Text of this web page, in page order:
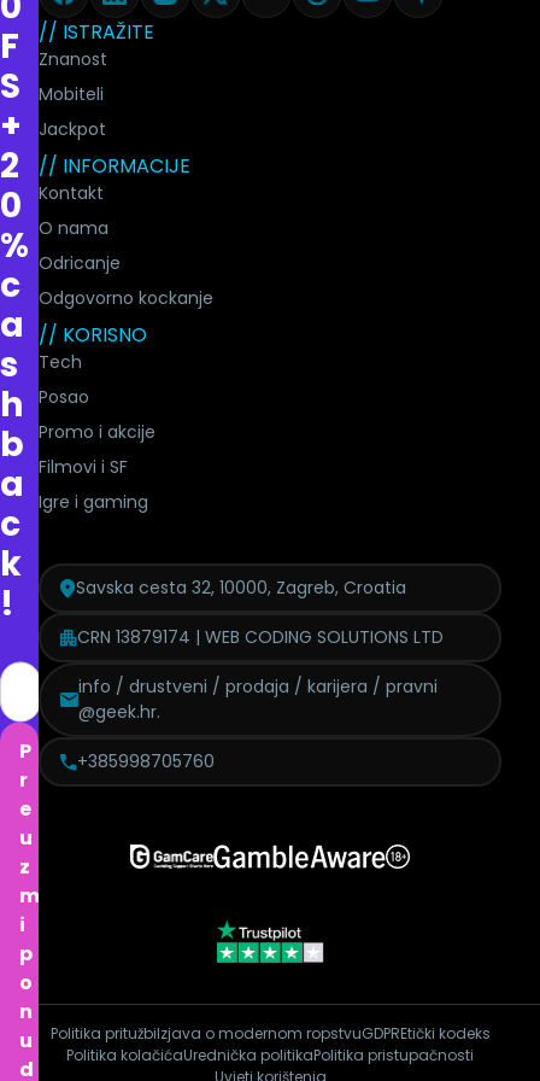
F
S
+
2
0
%
c
a
s
h
b
a
c
k
!
P
r
e
u
z
m
i
p
o
n
u
d
// ISTRAŽITE
Znanost
Mobiteli
Jackpot
// INFORMACIJE
Kontakt
O nama
Odricanje
Odgovorno kockanje
// KORISNO
Tech
Posao
Promo i akcije
Filmovi i SF
Igre i gaming
Savska cesta 32, 10000, Zagreb, Croatia
CRN 13879174 | WEB CODING SOLUTIONS LTD
info / drustveni / prodaja / karijera / pravni
@geek.hr.
+385998705760
Politika pritužbiIzjava o modernom ropstvuGDPREtički kodeks
Politika kolačićaUrednička politikaPolitika pristupačnosti